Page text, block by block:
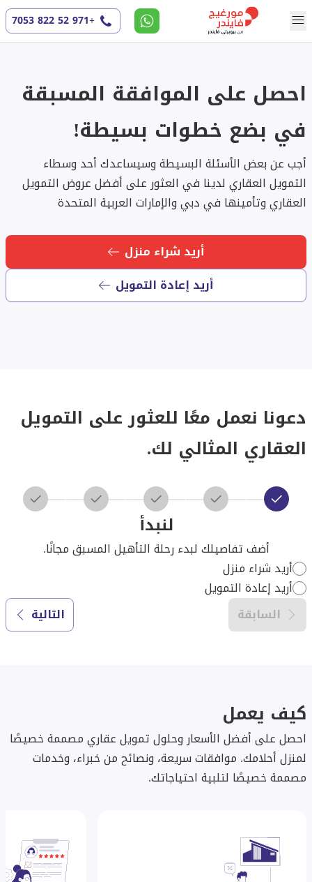
+971 52 822 7053
احصل على الموافقة المسبقة
في بضع خطوات بسيطة!
أجب عن بعض الأسئلة البسيطة وسيساعدك أحد وسطاء
التمويل العقاري لدينا في العثور على أفضل عروض التمويل
العقاري وتأمينها في دبي والإمارات العربية المتحدة
أريد شراء منزل
أريد إعادة التمويل
دعونا نعمل معًا للعثور على التمويل
العقاري المثالي لك.
لنبدأ
أضف تفاصيلك لبدء رحلة التأهيل المسبق مجانًا.
أريد شراء منزل
أريد إعادة التمويل
السابقة
التالية
كيف يعمل
احصل على أفضل الأسعار وحلول تمويل عقاري مصممة خصيصًا
لمنزل أحلامك. موافقات سريعة، ونصائح من خبراء، وخدمات
مصممة خصيصًا لتلبية احتياجاتك.